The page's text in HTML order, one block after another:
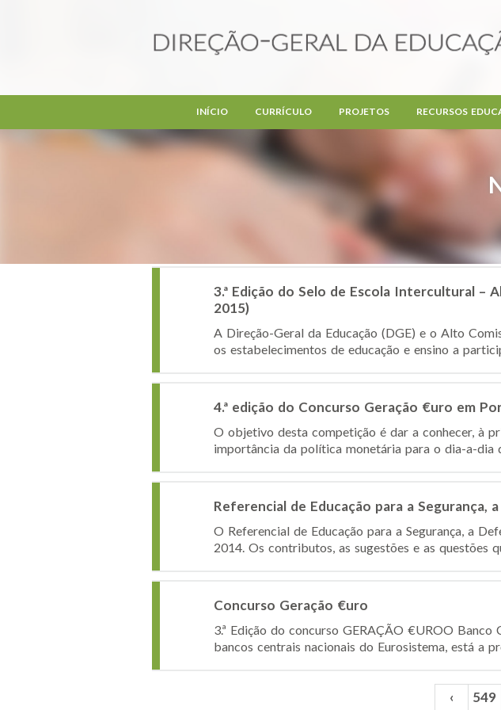
INÍCIO CURRÍCULO PROJETOS RECURSOS
3.ª Edição do Selo de Escola Intercultural –
2015)
A Direção-Geral da Educação (DGE) e o Alto
os estabelecimentos de educação e ensino a
4.ª edição do Concurso Geração €uro em
O objetivo desta competição é dar a conhecer, à
importância da política monetária para o dia-a-dia
Referencial de Educação para a Segurança,
O Referencial de Educação para a Segurança, a
2014. Os contributos, as sugestões e as questões
Concurso Geração €uro
3.ª Edição do concurso GERAÇÃO €URO​ O
bancos centrais nacionais do Eurosistema, está a
‹ 549